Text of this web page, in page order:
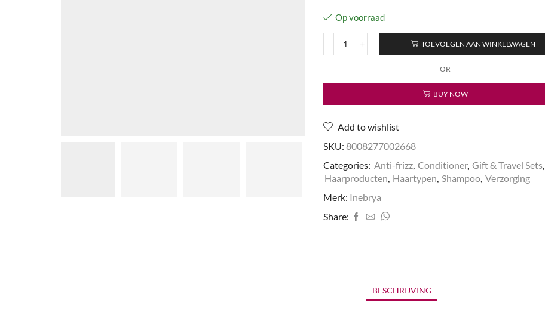
Op voorraad
Inebrya
To
Liss
Smoothing
Ritual
Straight
Hair
TOEVOEGEN AAN WINKELWAGEN
OR
BUY NOW
Add to wishlist
SKU: 8008277002668
Categories: Anti-frizz, Conditioner, Gift & Travel Sets,
Haarproducten, Haartypen, Shampoo, Verzorging
Merk: Inebrya
Share:
BESCHRIJVING